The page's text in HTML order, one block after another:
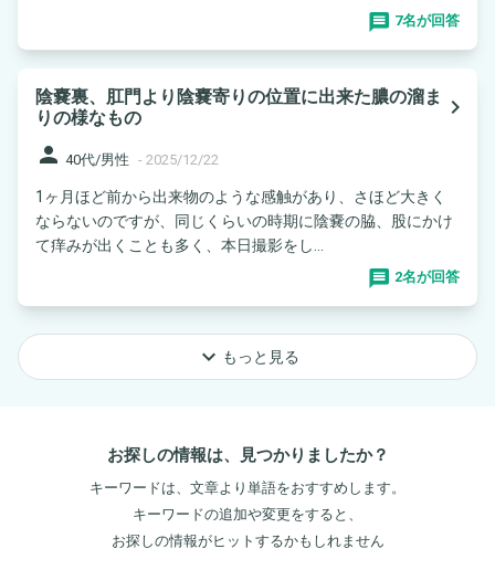
7名が回答
陰嚢裏、肛門より陰嚢寄りの位置に出来た膿の溜ま
りの様なもの
navigate_next
person 40代/男性 - 2025/12/22
1ヶ月ほど前から出来物のような感触があり、さほど大きく
ならないのですが、同じくらいの時期に陰嚢の脇、股にかけ
て痒みが出くことも多く、本日撮影をし...
2名が回答
keyboard_arrow_down もっと見る
お探しの情報は、見つかりましたか？
キーワードは、文章より単語をおすすめします。
キーワードの追加や変更をすると、
お探しの情報がヒットするかもしれません